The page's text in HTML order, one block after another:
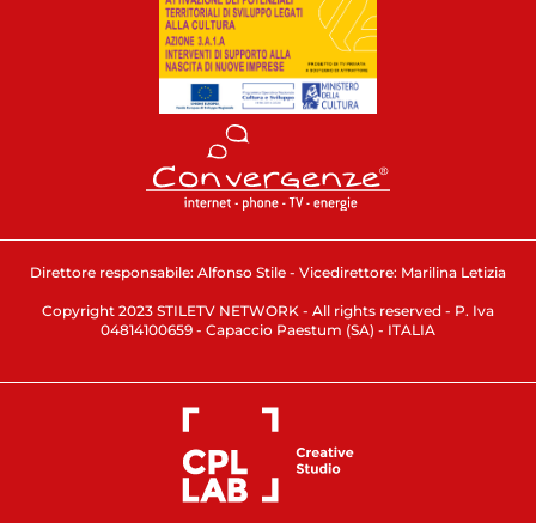
Direttore responsabile: Alfonso Stile - Vicedirettore: Marilina Letizia
Copyright 2023 STILETV NETWORK - All rights reserved - P. Iva
04814100659 - Capaccio Paestum (SA) - ITALIA